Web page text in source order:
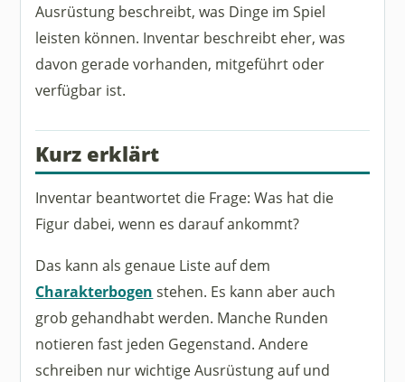
Ausrüstung beschreibt, was Dinge im Spiel
leisten können. Inventar beschreibt eher, was
davon gerade vorhanden, mitgeführt oder
verfügbar ist.
Kurz erklärt
Inventar beantwortet die Frage: Was hat die
Figur dabei, wenn es darauf ankommt?
Das kann als genaue Liste auf dem
Charakterbogen stehen. Es kann aber auch
grob gehandhabt werden. Manche Runden
notieren fast jeden Gegenstand. Andere
schreiben nur wichtige Ausrüstung auf und